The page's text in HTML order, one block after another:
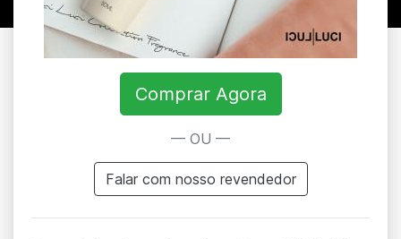
Comprar Agora
— OU —
Falar com nosso revendedor